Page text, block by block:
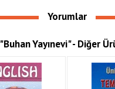
Yorumlar
"Buhan Yayınevi" - Diğer